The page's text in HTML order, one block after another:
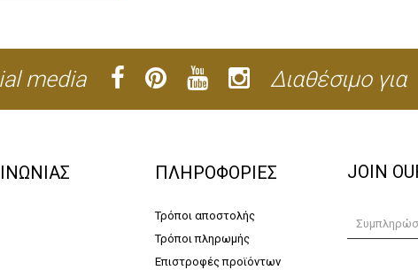
media Διαθέσιμο για
ΠΛΗΡΟΦΟΡΙΕΣ
Τρόποι αποστολής
Τρόποι πληρωμής
Επιστροφές προϊόντων
JOIN